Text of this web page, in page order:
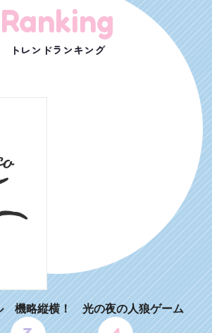
Ranking
トレンドランキング
機略縦横！ 光の夜の人狼ゲーム